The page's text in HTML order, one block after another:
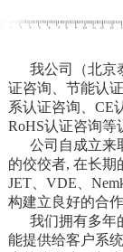
我公司（北京
证咨询、节能认
系认证咨询、CE
RoHS认证咨询等
公司自成立来
的佼佼者, 在长期
JET、VDE、
构建立良好的合
我们拥有多年
能提供给客户系